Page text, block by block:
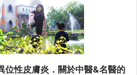
位性皮膚炎．關於中醫&名醫的